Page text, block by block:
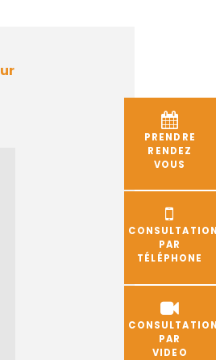
PRENDRE
RENDEZ
VOUS
PAR
TÉLÉPHONE
PAR
VIDEO